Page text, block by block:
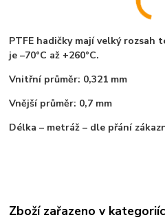
PTFE hadičky mají velký
je –70°C až +260°C.
Vnitřní průměr: 0,321 mm
Vnější průměr: 0,7 mm
Délka – metráž – dle přání
Zboží zařazeno v